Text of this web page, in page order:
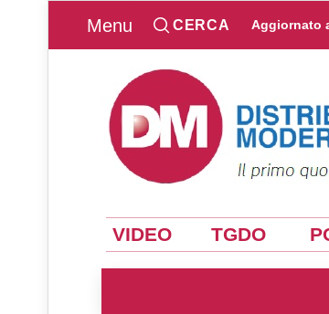
Menu CERCA Aggiornato
VIDEO TGDO